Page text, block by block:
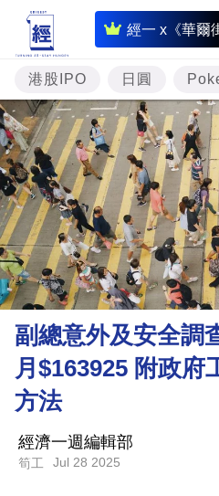
經一 x《華爾
即
時
財
經
專
題
投
資
樓
市
理
財
商
科
技
港股IPO 日圓
副總意外及安全調
月$163925 附政府
方法
經濟一週編輯部
筍工 Jul 28 2025